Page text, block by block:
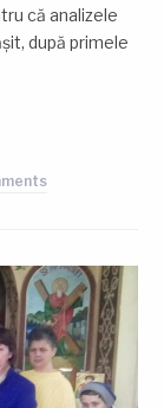
că analizele
după primele